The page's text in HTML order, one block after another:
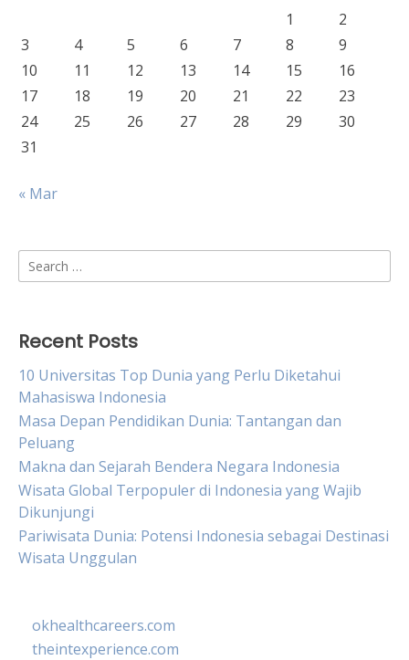
1
2
3
4 5 6 7 8
9
10
11 12 13 14 15
16
17
18 19 20 21 22
23
24
25 26 27 28 29
30
31
« Mar
Search
for:
Recent Posts
10 Universitas Top Dunia yang Perlu Diketahui
Mahasiswa Indonesia
Masa Depan Pendidikan Dunia: Tantangan dan
Peluang
Makna dan Sejarah Bendera Negara Indonesia
Wisata Global Terpopuler di Indonesia yang Wajib
Dikunjungi
Pariwisata Dunia: Potensi Indonesia sebagai Destinasi
Wisata Unggulan
okhealthcareers.com
theintexperience.com